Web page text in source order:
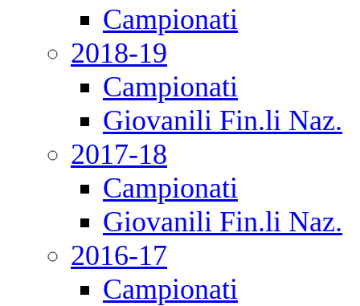
Campionati
2018-19
Campionati
Giovanili Fin.li Naz.
2017-18
Campionati
Giovanili Fin.li Naz.
2016-17
Campionati